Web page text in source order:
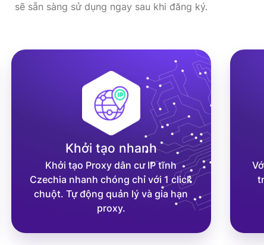
sẽ sẵn sàng sử dụng ngay sau khi đăng ký.
Khởi tạo nhanh
Khởi tạo Proxy dân cư IP tĩnh
Czechia nhanh chóng chỉ với 1 click
chuột. Tự động quản lý và gia hạn
proxy.